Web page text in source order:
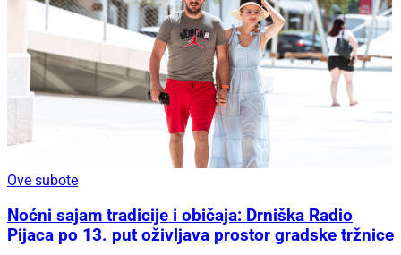
Ove subote
Noćni sajam tradicije i običaja: Drniška Radio
Pijaca po 13. put oživljava prostor gradske tržnice